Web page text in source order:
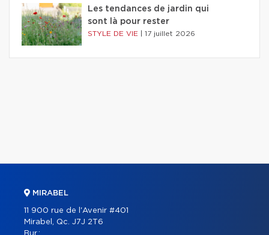
Les tendances de jardin qui
sont là pour rester
STYLE DE VIE 17 juillet 2026
MIRABEL
11 900 rue de l'Avenir #401
Mirabel, Qc. J7J 2T6